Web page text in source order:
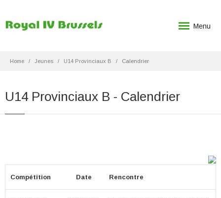
Menu
Home Jeunes U14 Provinciaux B Calendrier
U14 Provinciaux B - Calendrier
Compétition Date Rencontre